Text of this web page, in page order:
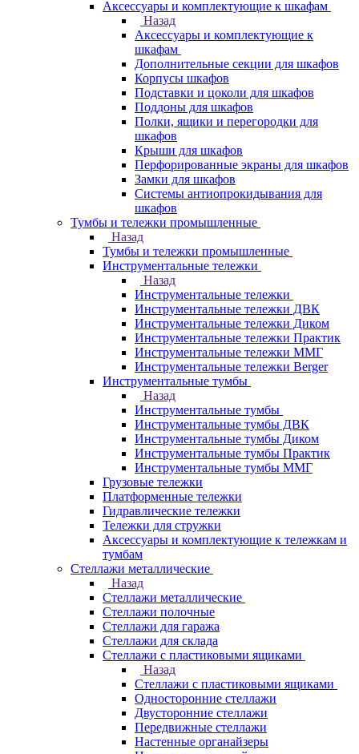
Аксессуары и комплектующие к шкафам
Назад
Аксессуары и комплектующие к
шкафам
Дополнительные секции для шкафов
Корпусы шкафов
Подставки и цоколи для шкафов
Поддоны для шкафов
Полки, ящики и перегородки для
шкафов
Крыши для шкафов
Перфорированные экраны для шкафов
Замки для шкафов
Системы антиопрокидывания для
шкафов
Тумбы и тележки промышленные
Назад
Тумбы и тележки промышленные
Инструментальные тележки
Назад
Инструментальные тележки
Инструментальные тележки ДВК
Инструментальные тележки Диком
Инструментальные тележки Практик
Инструментальные тележки ММГ
Инструментальные тележки Berger
Инструментальные тумбы
Назад
Инструментальные тумбы
Инструментальные тумбы ДВК
Инструментальные тумбы Диком
Инструментальные тумбы Практик
Инструментальные тумбы ММГ
Грузовые тележки
Платформенные тележки
Гидравлические тележки
Тележки для стружки
Аксесcуары и комплектующие к тележкам и
тумбам
Стеллажи металлические
Назад
Стеллажи металлические
Стеллажи полочные
Стеллажи для гаража
Стеллажи для склада
Стеллажи с пластиковыми ящиками
Назад
Стеллажи с пластиковыми ящиками
Односторонние стеллажи
Двусторонние стеллажи
Передвижные стеллажи
Настенные органайзеры